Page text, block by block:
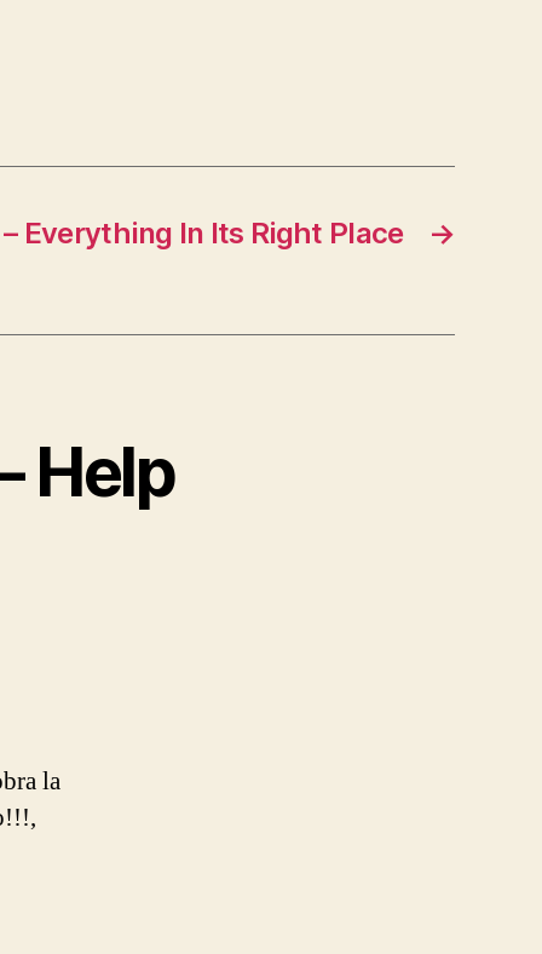
→
Everything In Its Right Place
Help
la